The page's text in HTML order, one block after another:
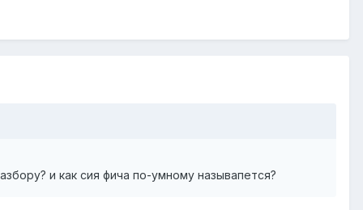
и как сия фича по-умному называпется?